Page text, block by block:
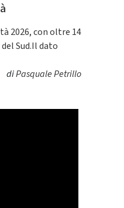
2026, con oltre 14
Sud.Il dato
diPasquale Petrillo